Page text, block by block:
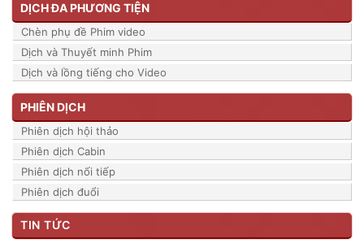
DỊCH ĐA PHƯƠNG TIỆN
Chèn phụ đề Phim video
Dịch và Thuyết minh Phim
Dịch và lồng tiếng cho Video
PHIÊN DỊCH
Phiên dịch hội thảo
Phiên dịch Cabin
Phiên dịch nối tiếp
Phiên dịch đuổi
TIN TỨC